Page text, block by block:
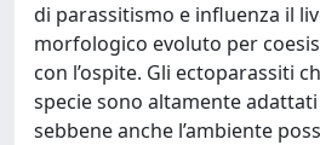
di parassitismo e influenza il
morfologico evoluto per
con l’ospite. Gli ectoparassiti
specie sono altamente
sebbene anche l’ambiente